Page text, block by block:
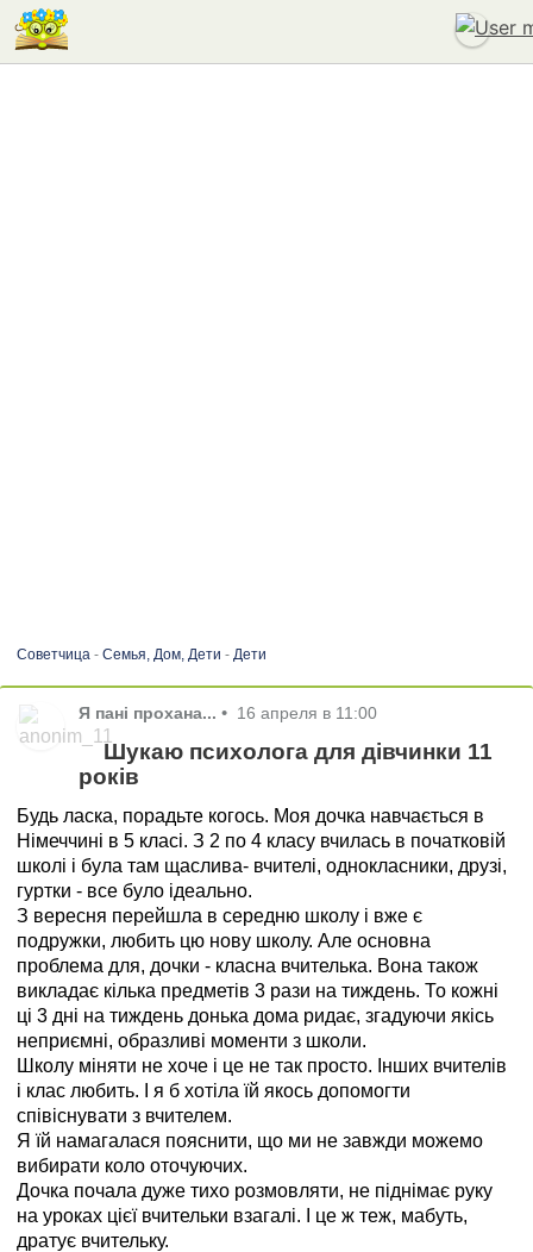
Советчица- Семья, Дом, Дети - Дети
Я пані прохана... • 16 апреля в 11:00
Шукаю психолога для дівчинки 11
років
Будь ласка, порадьте когось. Моя дочка навчається в
Німеччині в 5 класі. З 2 по 4 класу вчилась в початковій
школі і була там щаслива- вчителі, однокласники, друзі,
гуртки - все було ідеально.
З вересня перейшла в середню школу і вже є
подружки, любить цю нову школу. Але основна
проблема для, дочки - класна вчителька. Вона також
викладає кілька предметів 3 рази на тиждень. То кожні
ці 3 дні на тиждень донька дома ридає, згадуючи якісь
неприємні, образливі моменти з школи.
Школу міняти не хоче і це не так просто. Інших вчителів
і клас любить. І я б хотіла їй якось допомогти
співіснувати з вчителем.
Я їй намагалася пояснити, що ми не завжди можемо
вибирати коло оточуючих.
Дочка почала дуже тихо розмовляти, не піднімає руку
на уроках цієї вчительки взагалі. І це ж теж, мабуть,
дратує вчительку.